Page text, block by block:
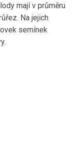
mají v průměru
Na jejich
semínek